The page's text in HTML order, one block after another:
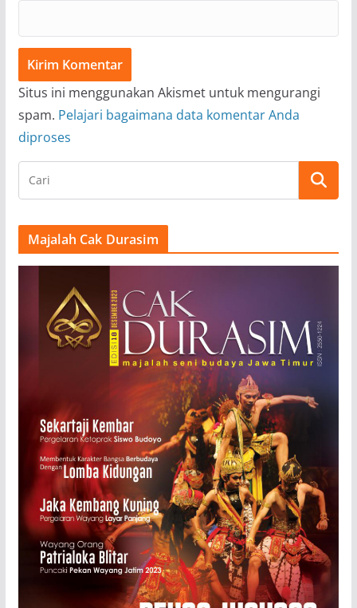
Situs ini menggunakan Akismet untuk mengurangi
spam. Pelajari bagaimana data komentar Anda
diproses
Majalah Cak Durasim